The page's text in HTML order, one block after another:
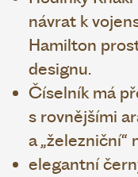
návrat k
Hamilton
designu.
Číselník má
s rovnějšími
a
elegantní